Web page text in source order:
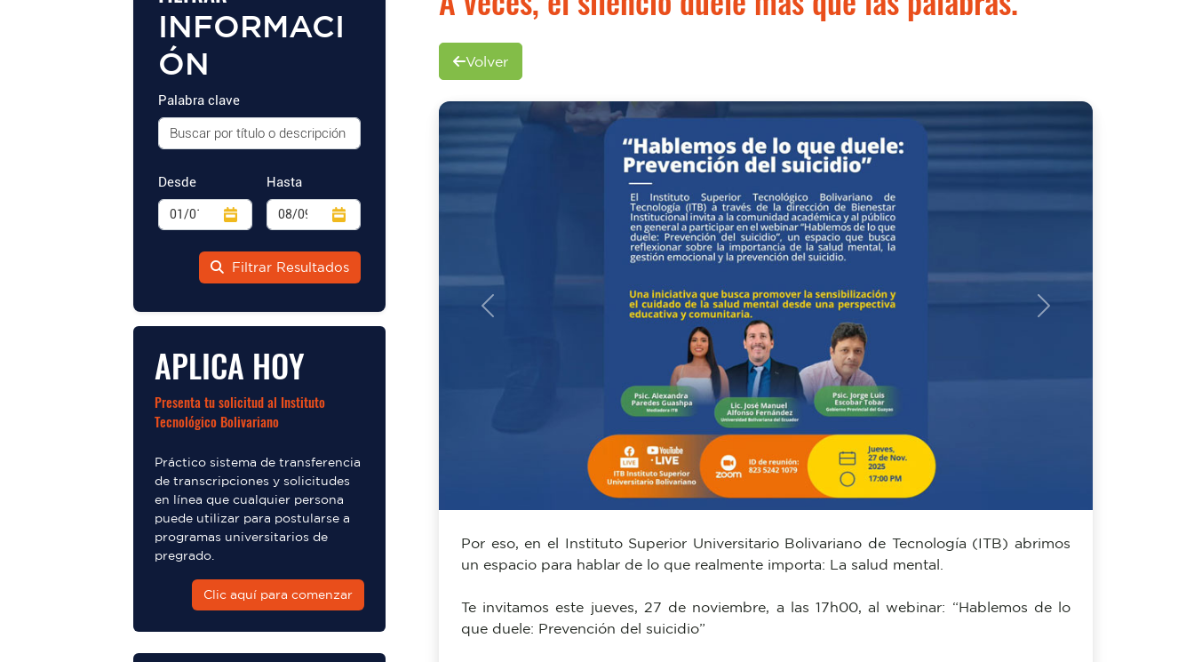
INFORMACI
ÓN
Palabra clave
Desde Hasta
Filtrar Resultados
APLICA HOY
Presenta tu solicitud al Instituto
Tecnológico Bolivariano
Práctico sistema de transferencia
de transcripciones y solicitudes
en línea que cualquier persona
puede utilizar para postularse a
programas universitarios de
pregrado.
Clic aquí para comenzar
Volver
Previous Next
Por eso, en el Instituto Superior Universitario Bolivariano de Tecnología (ITB) abrimos
un espacio para hablar de lo que realmente importa: La salud mental.
Te invitamos este jueves, 27 de noviembre, a las 17h00, al webinar: “Hablemos de lo
que duele: Prevención del suicidio”